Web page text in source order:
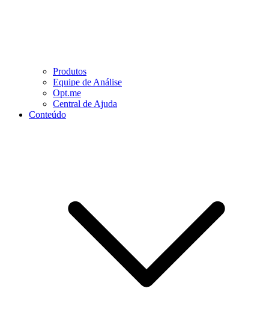
Produtos
Equipe de Análise
Opt.me
Central de Ajuda
Conteúdo